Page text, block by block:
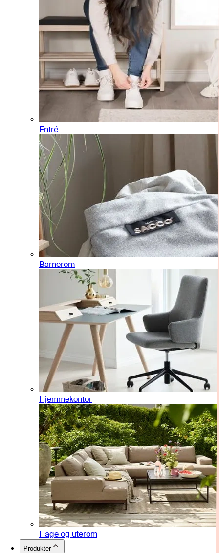
Entré
Barnerom
Hjemmekontor
Hage og uterom
Produkter